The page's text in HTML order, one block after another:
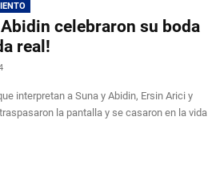
Abidin celebraron su boda
real!
interpretan a Suna y Abidin, Ersin Arici y
la pantalla y se casaron en la vida